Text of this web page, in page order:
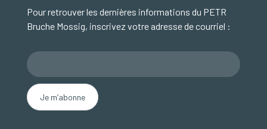
Pour retrouver les dernières informations du PETR
Bruche Mossig, inscrivez votre adresse de courriel :